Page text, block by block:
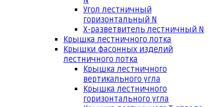
Угол лестничный
горизонтальный N
Х-разветвитель лестничный N
Крышка лестничного лотка
Крышки фасонных изделий
лестничного лотка
Крышка лестничного
вертикального угла
Крышка лестничного
горизонтального угла